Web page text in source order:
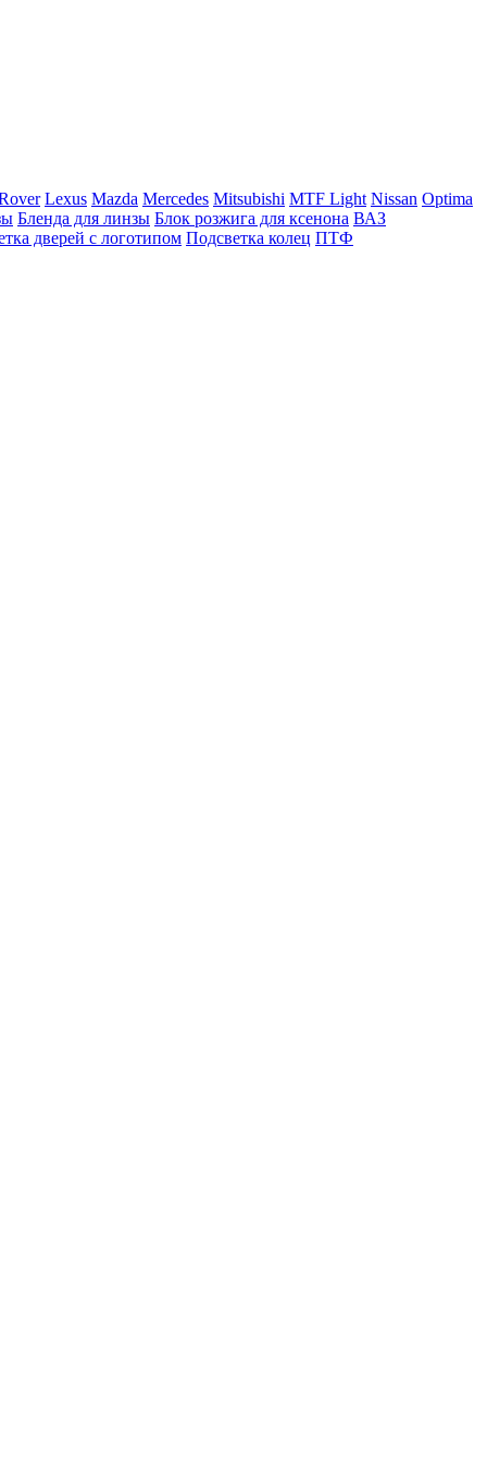
Lexus Mazda Mercedes Mitsubishi MTF Light Nissan Optima
Бленда для линзы Блок розжига для ксенона ВАЗ
дверей с логотипом Подсветка колец ПТФ